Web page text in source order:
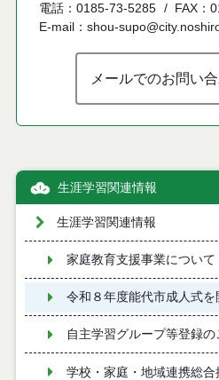
電話：0185-73-5285
FAX：
E-mail：shou-
メールでのお問い
生涯学習関連情報
生涯学習関連情報
家庭教育支援事業について
令和８年度能代市成人式を
自主学習グループ等登録の
学校・家庭・地域連携総合